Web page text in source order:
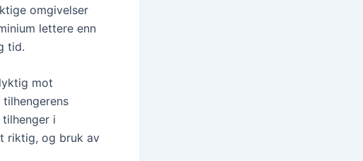
omgivelser
lettere enn
tid.
mot
i
riktig, og bruk av